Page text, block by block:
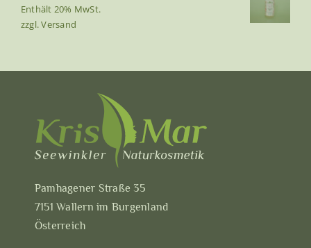
Enthält 20% MwSt.
zzgl.Versand
Pamhagener Straße 35
7151 Wallern im Burgenland
Österreich